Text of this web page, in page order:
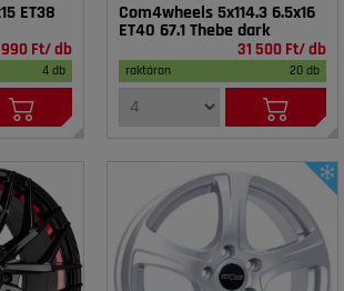
ET38
Ft/ db
4 db
Com4wheels 5x114.3 6.5x16
ET40 67.1 Thebe dark
31 500 Ft/ db
raktáron 20 db